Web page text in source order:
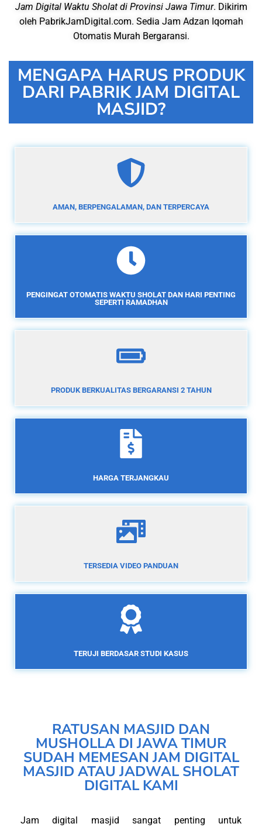
Jam Digital Waktu Sholat di Provinsi Jawa Timur. Dikirim
oleh PabrikJamDigital.com. Sedia Jam Adzan Iqomah
Otomatis Murah Bergaransi.
MENGAPA HARUS PRODUK
DARI PABRIK JAM DIGITAL
MASJID?
AMAN, BERPENGALAMAN, DAN TERPERCAYA
PENGINGAT OTOMATIS WAKTU SHOLAT DAN HARI PENTING
SEPERTI RAMADHAN
PRODUK BERKUALITAS BERGARANSI 2 TAHUN
HARGA TERJANGKAU
TERSEDIA VIDEO PANDUAN
TERUJI BERDASAR STUDI KASUS
RATUSAN MASJID DAN
MUSHOLLA DI JAWA TIMUR
SUDAH MEMESAN JAM DIGITAL
MASJID ATAU JADWAL SHOLAT
DIGITAL KAMI
Jam digital masjid sangat penting untuk